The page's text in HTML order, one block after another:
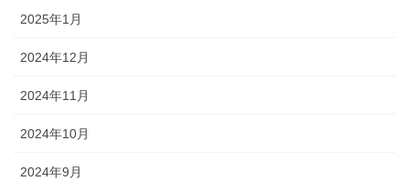
2025年1月
2024年12月
2024年11月
2024年10月
2024年9月